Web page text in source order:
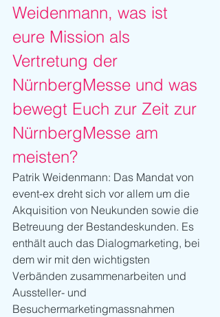
Weidenmann, was ist
eure Mission als
Vertretung der
NürnbergMesse und was
bewegt Euch zur Zeit zur
NürnbergMesse am
meisten?
Patrik Weidenmann: Das Mandat von
event-ex dreht sich vor allem um die
Akquisition von Neukunden sowie die
Betreuung der Bestandeskunden. Es
enthält auch das Dialogmarketing, bei
dem wir mit den wichtigsten
Verbänden zusammenarbeiten und
Aussteller- und
Besuchermarketingmassnahmen